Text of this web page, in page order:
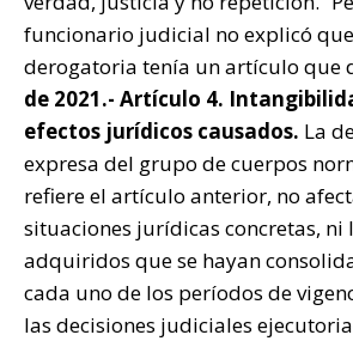
funcionario judicial no explicó
derogatoria tenía un artículo que
de 2021.- Artículo 4.
efectos jurídicos causados. La
expresa del grupo de cuerpos
refiere el artículo anterior, no
situaciones jurídicas concretas, ni
adquiridos que se hayan
cada uno de los períodos de
las decisiones judiciales